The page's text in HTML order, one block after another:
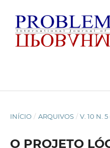
INÍCIO / ARQUIVOS / V. 10 N. 5
O PROJETO